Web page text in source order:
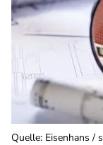
Quelle: Eisenhans /